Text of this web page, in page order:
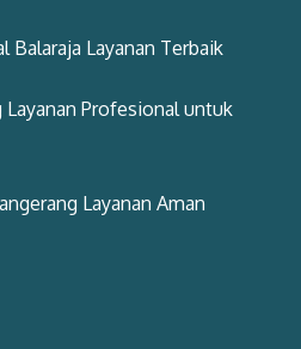
Balaraja Layanan Terbaik
Layanan Profesional untuk
Layanan Aman